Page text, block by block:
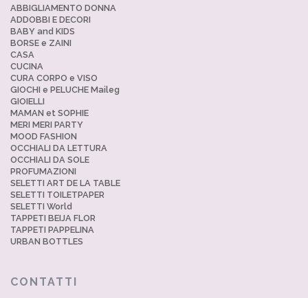
ABBIGLIAMENTO DONNA
ADDOBBI E DECORI
BABY and KIDS
BORSE e ZAINI
CASA
CUCINA
CURA CORPO e VISO
GIOCHI e PELUCHE Maileg
GIOIELLI
MAMAN et SOPHIE
MERI MERI PARTY
MOOD FASHION
OCCHIALI DA LETTURA
OCCHIALI DA SOLE
PROFUMAZIONI
SELETTI ART DE LA TABLE
SELETTI TOILETPAPER
SELETTI World
TAPPETI BEIJA FLOR
TAPPETI PAPPELINA
URBAN BOTTLES
CONTATTI